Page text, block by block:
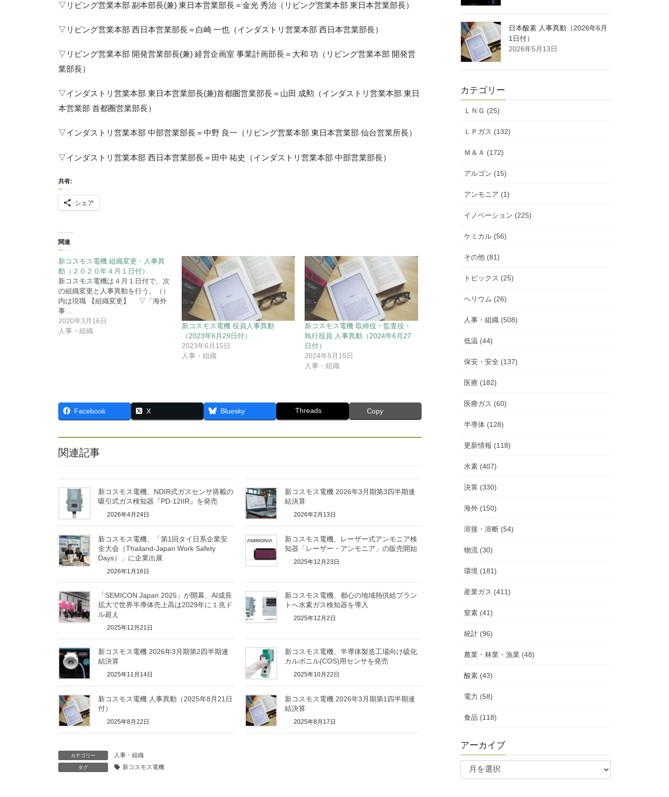
▽リビング営業本部 副本部長(兼) 東日本営業部長＝金光 秀治（リビング営業本部 東日本営業部長）
▽リビング営業本部 西日本営業部長＝白崎 一也（インダストリ営業本部 西日本営業部長）
▽リビング営業本部 開発営業部長(兼) 経営企画室 事業計画部長＝大和 功（リビング営業本部 開発営
業部長）
▽インダストリ営業本部 東日本営業部長(兼)首都圏営業部長＝山田 成勲（インダストリ営業本部 東日
本営業部 首都圈営業部長）
▽インダストリ営業本部 中部営業部長＝中野 良一（リビング営業本部 東日本営業部 仙台営業所長）
▽インダストリ営業本部 西日本営業部長＝田中 祐史（インダストリ営業本部 中部営業部長）
共有:
シェア
関連
新コスモス電機 組織変更・人事異
動（２０２０年４月１日付）
新コスモス電機は４月１日付で、次
の組織変更と人事異動を行う。（）
内は現職 【組織変更】 ▽「海外
事…
2020年3月16日
人事・組織
新コスモス電機 役員人事異動
（2023年6月29日付）
2023年6月15日
人事・組織
新コスモス電機 取締役・監査役・
執行役員 人事異動（2024年6月27
日付）
2024年5月15日
人事・組織
Facebook X Bluesky Threads Copy
関連記事
新コスモス電機、NDIR式ガスセンサ搭載の
吸引式ガス検知器『PD-12IIR』を発売
2026年4月24日
新コスモス電機 2026年3月期第3四半期連
結決算
2026年2月13日
新コスモス電機、「第1回タイ日系企業安
全大会（Thailand-Japan Work Safety
Days）」に企業出展
2026年1月16日
新コスモス電機、レーザー式アンモニア検
知器「レーザー・アンモニア」の販売開始
2025年12月23日
「SEMICON Japan 2025」が開幕、AI成長
拡大で世界半導体売上高は2029年に１兆ド
ル超え
2025年12月21日
新コスモス電機、都心の地域熱供給プラン
トへ水素ガス検知器を導入
2025年12月2日
新コスモス電機 2026年3月期第2四半期連
結決算
2025年11月14日
新コスモス電機、半導体製造工場向け硫化
カルボニル(COS)用センサを発売
2025年10月22日
新コスモス電機 人事異動（2025年8月21日
付）
2025年8月22日
新コスモス電機 2026年3月期第1四半期連
結決算
2025年8月17日
カテゴリー 人事・組織
タグ 新コスモス電機
日本酸素 人事異動（2026年6月
1日付）
2026年5月13日
カテゴリー
ＬＮＧ (25)
ＬＰガス (132)
Ｍ＆Ａ (172)
アルゴン (15)
アンモニア (1)
イノベーション (225)
ケミカル (56)
その他 (81)
トピックス (25)
ヘリウム (26)
人事・組織 (508)
低温 (44)
保安・安全 (137)
医療 (182)
医療ガス (60)
半導体 (128)
更新情報 (118)
水素 (407)
決算 (330)
海外 (150)
溶接・溶断 (54)
物流 (30)
環境 (181)
産業ガス (411)
窒素 (41)
統計 (96)
農業・林業・漁業 (48)
酸素 (43)
電力 (58)
食品 (118)
アーカイブ
ア